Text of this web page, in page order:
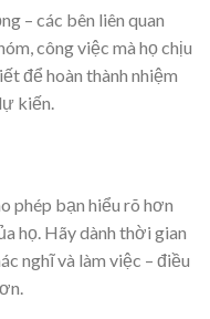
– các bên liên quan
công việc mà họ chịu
để hoàn thành nhiệm
kiến.
phép bạn hiểu rõ hơn
họ. Hãy dành thời gian
nghĩ và làm việc – điều